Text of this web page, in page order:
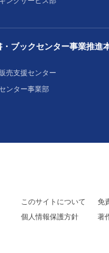
・ブックセンター事業推進
売支援センター
ンター事業部
このサイトについて
個人情報保護方針
免
著